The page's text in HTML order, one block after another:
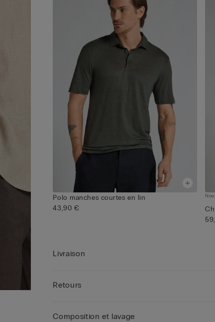
Polo manches courtes en lin
43,90 €
Livraison
Retours
Composition et lavage